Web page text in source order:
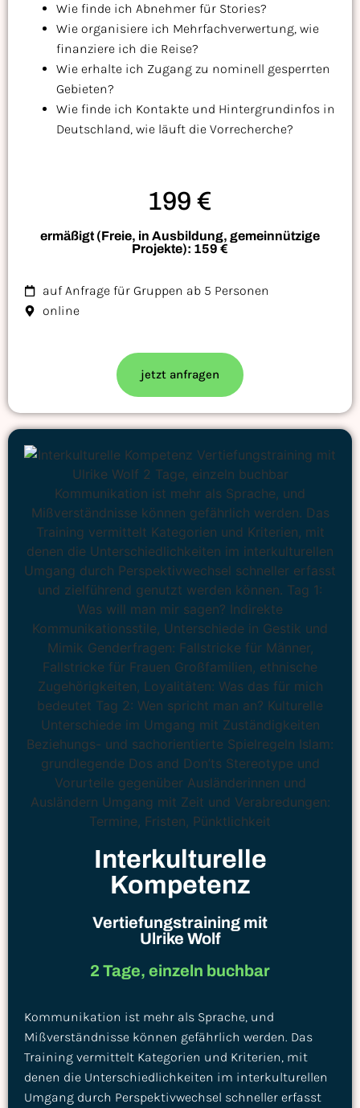
Wie finde ich Abnehmer für Stories?
Wie organisiere ich Mehrfachverwertung, wie
finanziere ich die Reise?
Wie erhalte ich Zugang zu nominell gesperrten
Gebieten?
Wie finde ich Kontakte und Hintergrundinfos in
Deutschland, wie läuft die Vorrecherche?
199 €
ermäßigt (Freie, in Ausbildung, gemeinnützige
Projekte): 159 €
auf Anfrage für Gruppen ab 5 Personen
online
jetzt anfragen
Interkulturelle
Kompetenz
Vertiefungstraining mit
Ulrike Wolf
2 Tage, einzeln buchbar
Kommunikation ist mehr als Sprache, und
Mißverständnisse können gefährlich werden. Das
Training vermittelt Kategorien und Kriterien, mit
denen die Unterschiedlichkeiten im interkulturellen
Umgang durch Perspektivwechsel schneller erfasst